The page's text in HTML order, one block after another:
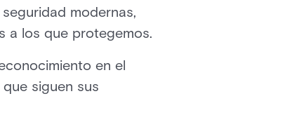
modernas,
a los que protegemos.
en el
siguen sus